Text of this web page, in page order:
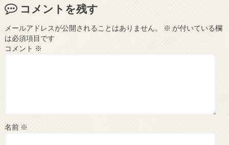
コメントを残す
メールアドレスが公開されることはありません。 ※ が付いている欄
は必須項目です
コメント ※
名前 ※